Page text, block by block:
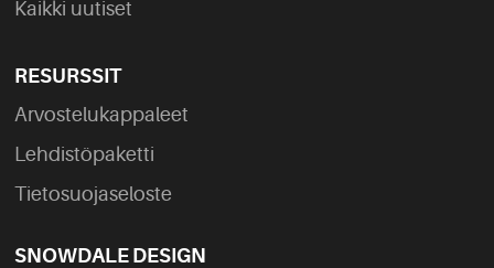
Kaikki uutiset
RESURSSIT
Arvostelukappaleet
Lehdistöpaketti
Tietosuojaseloste
SNOWDALE DESIGN